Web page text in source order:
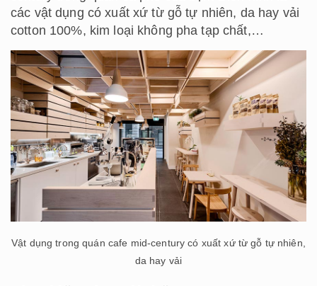
các vật dụng có xuất xứ từ gỗ tự nhiên, da hay vải
cotton 100%, kim loại không pha tạp chất,…
Vật dụng trong quán cafe mid-century có xuất xứ từ gỗ tự nhiên,
da hay vải